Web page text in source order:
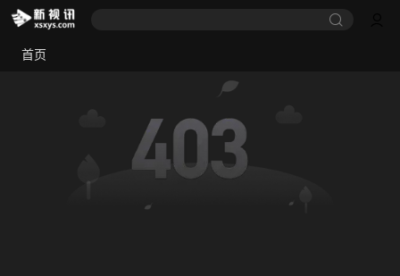
首页